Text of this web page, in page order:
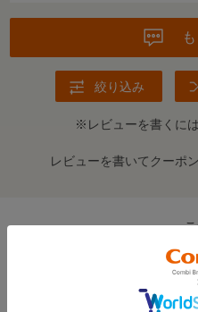
絞り込み
※レビューを書くには
レビューを書いてクーポ